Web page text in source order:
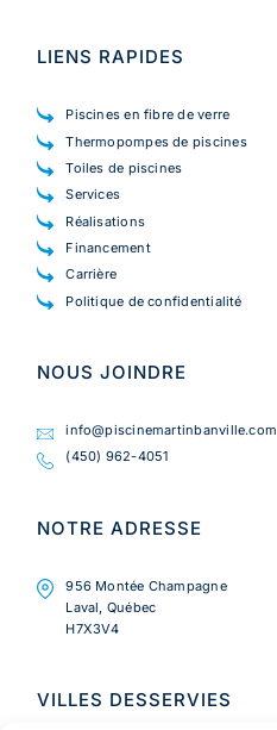
LIENS RAPIDES
Piscines en fibre de verre
Thermopompes de piscines
Toiles de piscines
Services
Réalisations
Financement
Carrière
Politique de confidentialité
NOUS JOINDRE
info@piscinemartinbanville.com
(450) 962-4051
NOTRE ADRESSE
956 Montée Champagne
Laval, Québec
H7X3V4
VILLES DESSERVIES